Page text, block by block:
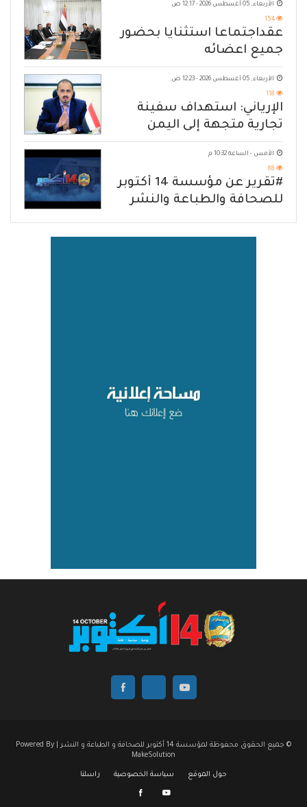
الأربعاء, 05 أغسطس 2026 - 12:17 ص
154
عقداجتماعا استثنايا بحضور
جميع اعضائه
الأربعاء, 05 أغسطس 2026 - 12:23 ص
118
الإرياني: استهداف سفينة
تجارية متجهة إلى اليمن
يكشف حصار الحوثي للشعب
الأمس - الساعة 10:32 م
88
#تقرير عن مؤسسة 14 أكتوبر
للصحافة والطباعة والنشر
© جميع الحقوق محفوظة لمؤسسة 14 أكتوبر للصحافة و الطباعة و النشر | Powered By
MakeSolution
حول الموقع سياسة الخصوصية راسلنا